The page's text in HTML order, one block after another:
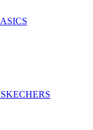
ASICS
SKECHERS